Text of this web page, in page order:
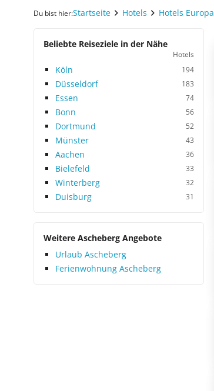
Du bist hier:Startseite Hotels Hotels Europa
Beliebte Reiseziele in der Nähe
Hotels
Köln 194
Düsseldorf 183
Essen 74
Bonn 56
Dortmund 52
Münster 43
Aachen 36
Bielefeld 33
Winterberg 32
Duisburg 31
Weitere Ascheberg Angebote
Urlaub Ascheberg
Ferienwohnung Ascheberg